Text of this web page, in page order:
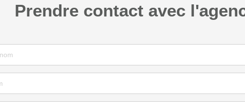
Prendre contact avec